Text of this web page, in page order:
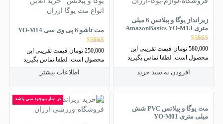
زیرانداز یوگا و پیلاتس 6 میلی
متری AmazonBasics YO-M13
نمره
4.73
از 5
580,000 تومان قیمت تقریبی این
محصول است. لطفا تماس بگیرید
افزودن به سبد خرید
مت تاشو 6 پی وی سی YO-M14
نمره
5.00
از 5
250,000 تومان قیمت تقریبی این
محصول است. لطفا تماس بگیرید
اطلاعات بیشتر
مت یوگا و پیلاتس PVC شش
میلی متری YO-M01
در انبار موجود نمی باشد